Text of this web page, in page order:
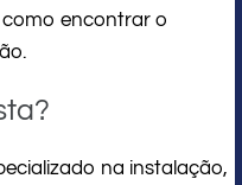
encontrar o
na instalação,